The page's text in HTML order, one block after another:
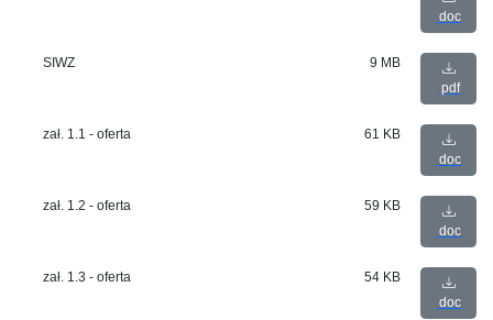
doc
SIWZ
9 MB
pdf
zał. 1.1 - oferta
61 KB
doc
zał. 1.2 - oferta
59 KB
doc
zał. 1.3 - oferta
54 KB
doc